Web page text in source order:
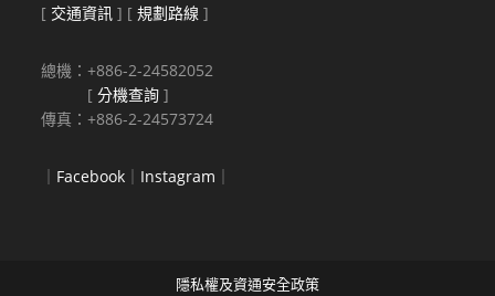
[ 交通資訊 ] [規劃路線 ]
總機：+886-2-24582052
[分機查詢 ]
傳真：+886-2-24573724
｜ Facebook ｜ Instagram ｜
隱私權及資通安全政策